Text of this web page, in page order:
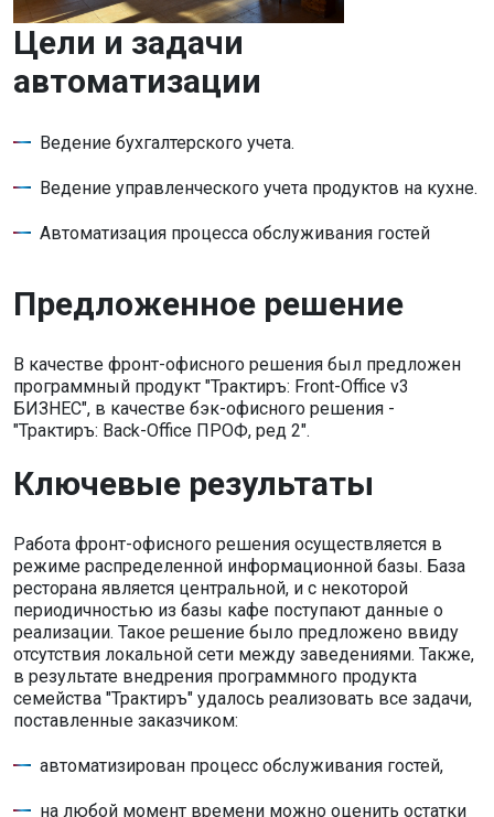
Цели и задачи
автоматизации
Ведение бухгалтерского учета.
Ведение управленческого учета продуктов на кухне.
Автоматизация процесса обслуживания гостей
Предложенное решение
В качестве фронт-офисного решения был предложен
программный продукт "Трактиръ: Front-Office v3
БИЗНЕС", в качестве бэк-офисного решения -
"Трактиръ: Back-Office ПРОФ, ред 2".
Ключевые результаты
Работа фронт-офисного решения осуществляется в
режиме распределенной информационной базы. База
ресторана является центральной, и с некоторой
периодичностью из базы кафе поступают данные о
реализации. Такое решение было предложено ввиду
отсутствия локальной сети между заведениями. Также,
в результате внедрения программного продукта
семейства "Трактиръ" удалось реализовать все задачи,
поставленные заказчиком:
автоматизирован процесс обслуживания гостей,
на любой момент времени можно оценить остатки